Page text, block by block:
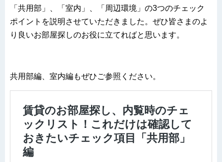
「共用部」、「室内」、「周辺環境」の3つのチェック
ポイントを説明させていただきました。ぜひ皆さまのよ
り良いお部屋探しのお役に立てればと思います。
共用部編、室内編もぜひご参照ください。